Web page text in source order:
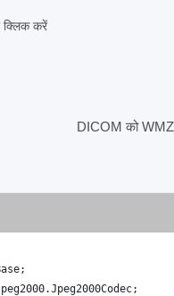
क्लिक करें
DICOM को
;
.Jpeg2000Codec;